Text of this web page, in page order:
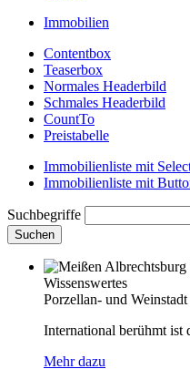
Immobilien
Contentbox
Teaserbox
Normales Headerbild
Schmales Headerbild
CountTo
Preistabelle
Immobilienliste mit
Immobilienliste mit
Suchbegriffe
Suchen
Wissenswertes
Porzellan- und
International berühmt ist
Mehr dazu